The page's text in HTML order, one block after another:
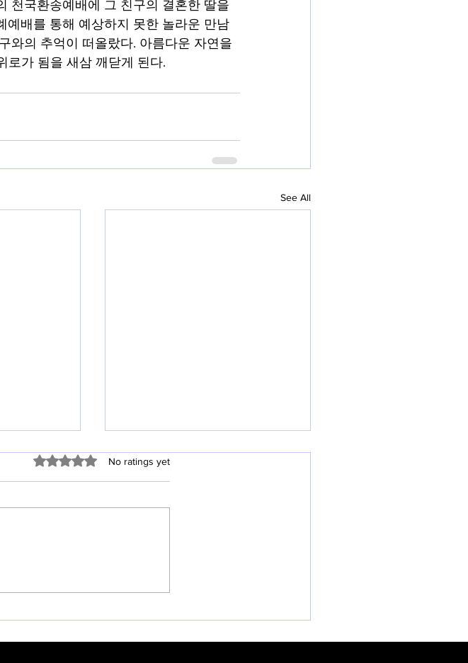
천국환송예배에 그 친구의 결혼한 딸을
예배를 통해 예상하지 못한 놀라운 만남
와의 추억이 떠올랐다. 아름다운 자연을
로가 됨을 새삼 깨닫게 된다.
See All
도의 사명
실리콘밸리 역사와 성도의 사명
2
Rated 0 out of 5 stars.
No ratings yet